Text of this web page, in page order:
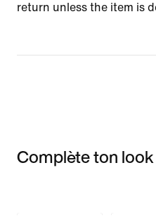
return unless the item is
Complète ton look